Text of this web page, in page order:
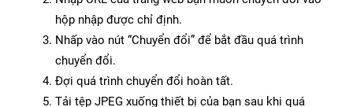
hộp nhập được chỉ định.
Nhấp vào nút “Chuyển đổi” để bắt đầu quá trình
chuyển đổi.
Đợi quá trình chuyển đổi hoàn tất.
Tải tệp JPEG xuống thiết bị của bạn sau khi quá